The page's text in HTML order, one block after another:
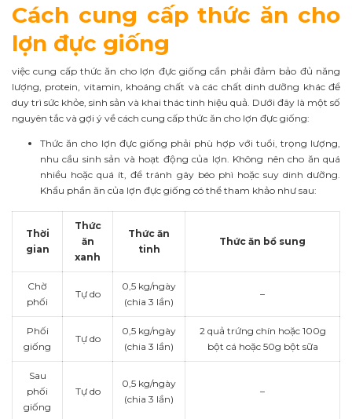
Cách cung cấp thức ăn cho
lợn đực giống
việc cung cấp thức ăn cho lợn đực giống cần phải đảm bảo đủ năng
lượng, protein, vitamin, khoáng chất và các chất dinh dưỡng khác để
duy trì sức khỏe, sinh sản và khai thác tinh hiệu quả. Dưới đây là một số
nguyên tắc và gợi ý về cách cung cấp thức ăn cho lợn đực giống:
Thức ăn cho lợn đực giống phải phù hợp với tuổi, trọng lượng,
nhu cầu sinh sản và hoạt động của lợn. Không nên cho ăn quá
nhiều hoặc quá ít, để tránh gây béo phì hoặc suy dinh dưỡng.
Khẩu phần ăn của lợn đực giống có thể tham khảo như sau:
Thời
gian
Thức
ăn
xanh
Thức ăn
tinh
Thức ăn bổ sung
Chờ
phối
Tự do
0,5 kg/ngày
(chia 3 lần)
–
Phối
giống
Tự do
0,5 kg/ngày
(chia 3 lần)
2 quả trứng chín hoặc 100g
bột cá hoặc 50g bột sữa
Sau
phối
giống
Tự do
0,5 kg/ngày
(chia 3 lần)
–